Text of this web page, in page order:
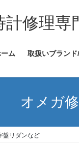
計修理
ム 取扱いブラン
オメガ
盤リダンなど